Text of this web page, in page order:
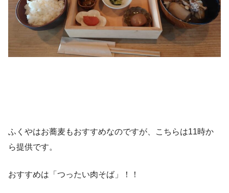
ふくやはお蕎麦もおすすめなのですが、こちらは11時か
ら提供です。
おすすめは「つったい肉そば」！！